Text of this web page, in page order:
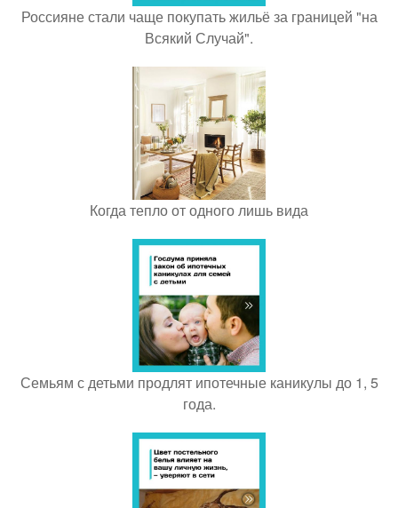
Россияне стали чаще покупать жильё за границей "на
Всякий Случай".
Когда тепло от одного лишь вида
Семьям с детьми продлят ипотечные каникулы до 1, 5
года.